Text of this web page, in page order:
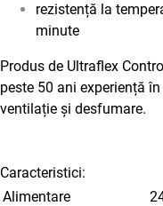
rezistență la
minute
Produs de Ultraflex
peste 50 ani experiență
ventilație și desfumare.
Caracteristici:
Alimentare